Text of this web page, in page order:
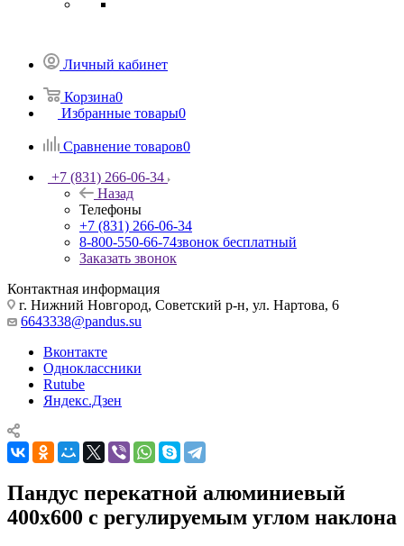
Личный кабинет
Корзина0
Избранные товары0
Сравнение товаров0
+7 (831) 266-06-34
Назад
Телефоны
+7 (831) 266-06-34
8-800-550-66-74звонок бесплатный
Заказать звонок
Контактная информация
г. Нижний Новгород, Советский р-н, ул. Нартова, 6
6643338@pandus.su
Вконтакте
Одноклассники
Rutube
Яндекс.Дзен
Пандус перекатной алюминиевый
400х600 с регулируемым углом наклона